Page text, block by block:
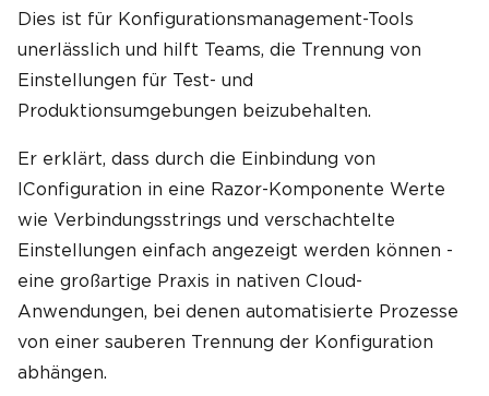
Dies ist für Konfigurationsmanagement-Tools
unerlässlich und hilft Teams, die Trennung von
Einstellungen für Test- und
Produktionsumgebungen beizubehalten.
Er erklärt, dass durch die Einbindung von
IConfiguration in eine Razor-Komponente Werte
wie Verbindungsstrings und verschachtelte
Einstellungen einfach angezeigt werden können -
eine großartige Praxis in nativen Cloud-
Anwendungen, bei denen automatisierte Prozesse
von einer sauberen Trennung der Konfiguration
abhängen.